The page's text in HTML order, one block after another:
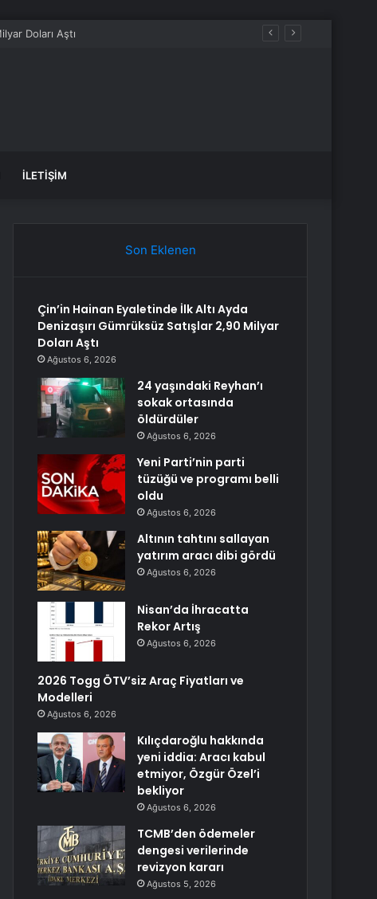
İLETIŞIM
Son Eklenen
Çin’in Hainan Eyaletinde İlk Altı Ayda
Denizaşırı Gümrüksüz Satışlar 2,90 Milyar
Doları Aştı
Ağustos 6, 2026
24 yaşındaki Reyhan’ı
sokak ortasında
öldürdüler
Ağustos 6, 2026
Yeni Parti’nin parti
tüzüğü ve programı belli
oldu
Ağustos 6, 2026
Altının tahtını sallayan
yatırım aracı dibi gördü
Ağustos 6, 2026
Nisan’da İhracatta
Rekor Artış
Ağustos 6, 2026
2026 Togg ÖTV’siz Araç Fiyatları ve
Modelleri
Ağustos 6, 2026
Kılıçdaroğlu hakkında
yeni iddia: Aracı kabul
etmiyor, Özgür Özel’i
bekliyor
Ağustos 6, 2026
TCMB’den ödemeler
dengesi verilerinde
revizyon kararı
Ağustos 5, 2026